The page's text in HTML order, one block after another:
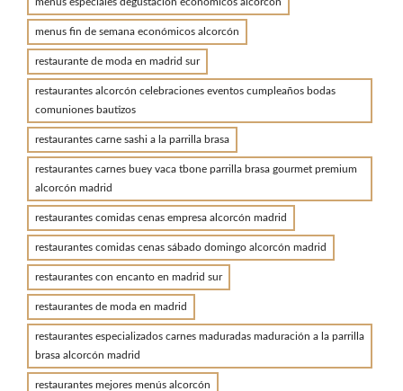
menus fin de semana económicos alcorcón
restaurante de moda en madrid sur
restaurantes alcorcón celebraciones eventos cumpleaños bodas
comuniones bautizos
restaurantes carne sashi a la parrilla brasa
restaurantes carnes buey vaca tbone parrilla brasa gourmet premium
alcorcón madrid
restaurantes comidas cenas empresa alcorcón madrid
restaurantes comidas cenas sábado domingo alcorcón madrid
restaurantes con encanto en madrid sur
restaurantes de moda en madrid
restaurantes especializados carnes maduradas maduración a la parrilla
brasa alcorcón madrid
restaurantes mejores menús alcorcón